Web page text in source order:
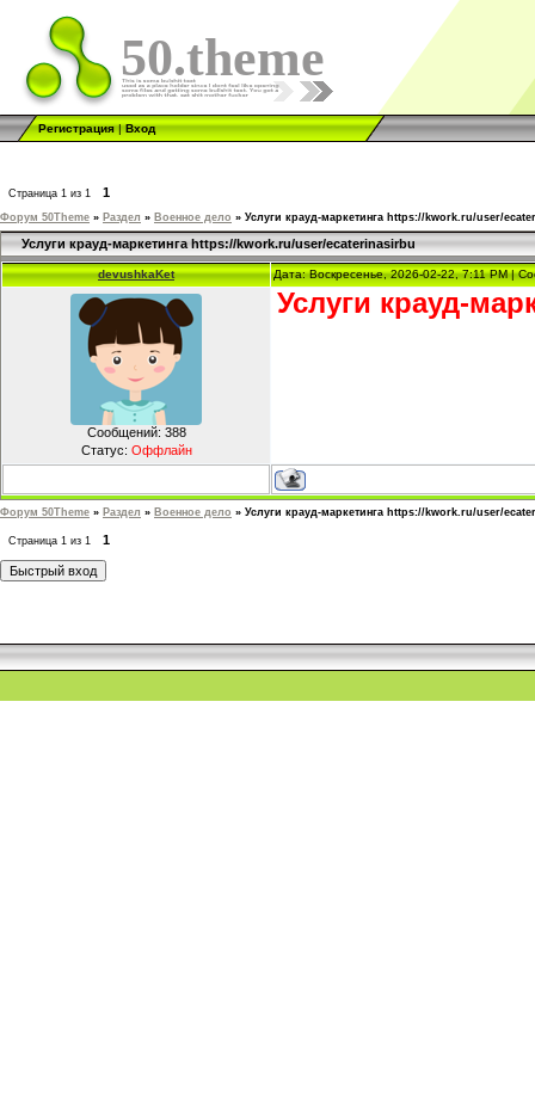
50.theme
Регистрация|Вход
Страница 1 из 1 1
Форум 50Theme » Раздел » Военное дело » Услуги крауд-маркетинга https://kwork.ru/user/
Услуги крауд-маркетинга https://kwork.ru/user/ecaterinasirbu
devushkaKet Дата: Воскресенье, 2026-02-22, 7:11 PM |
Сообщений: 388
Статус: Оффлайн
Услуги крауд-
Форум 50Theme » Раздел » Военное дело » Услуги крауд-маркетинга https://kwork.ru/user/
Страница 1 из 1 1